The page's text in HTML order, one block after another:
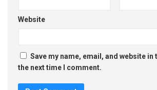
Website
Save my name, email, and website
the next time I comment.